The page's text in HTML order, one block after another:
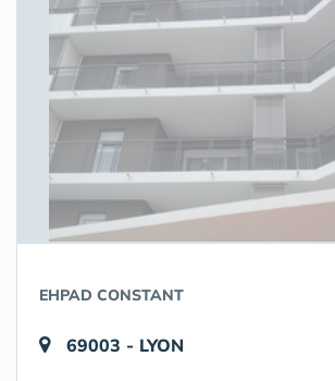
EHPAD CONSTANT
69003 - LYON